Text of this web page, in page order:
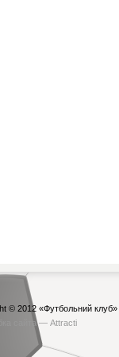
© 2012 «Футбольний клуб»
сайта — Attracti